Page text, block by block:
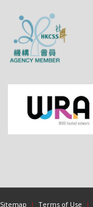
Sitemap | Terms of Use |